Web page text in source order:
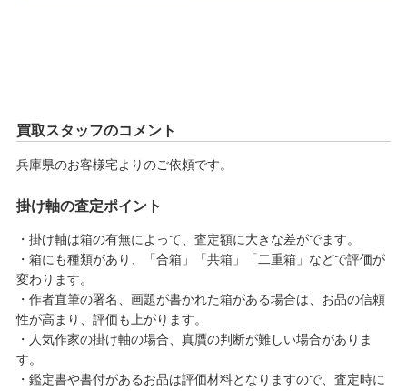
買取スタッフのコメント
兵庫県のお客様宅よりのご依頼です。
掛け軸の査定ポイント
・掛け軸は箱の有無によって、査定額に大きな差がでます。
・箱にも種類があり、「合箱」「共箱」「二重箱」などで評価が
変わります。
・作者直筆の署名、画題が書かれた箱がある場合は、お品の信頼
性が高まり、評価も上がります。
・人気作家の掛け軸の場合、真贋の判断が難しい場合がありま
す。
・鑑定書や書付があるお品は評価材料となりますので、査定時に